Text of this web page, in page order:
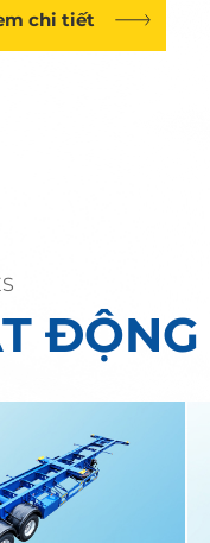
chi tiết
ĐỘNG